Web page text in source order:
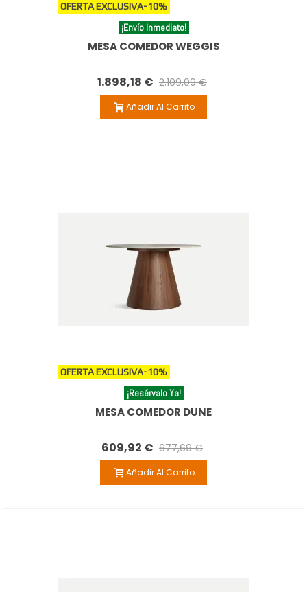
OFERTA EXCLUSIVA-10%
¡Envío Inmediato!
MESA COMEDOR WEGGIS
1.898,18 € 2.109,09 €
Añadir Al Carrito
OFERTA EXCLUSIVA-10%
¡Resérvalo Ya!
MESA COMEDOR DUNE
609,92 € 677,69 €
Añadir Al Carrito